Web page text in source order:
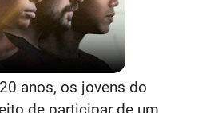
anos, os jovens do